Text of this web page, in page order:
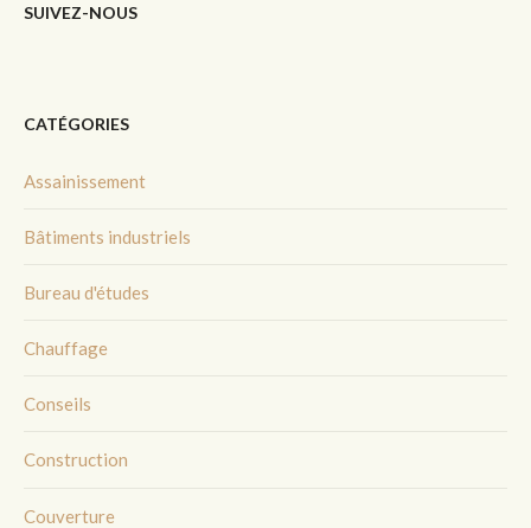
SUIVEZ-NOUS
CATÉGORIES
Assainissement
Bâtiments industriels
Bureau d'études
Chauffage
Conseils
Construction
Couverture